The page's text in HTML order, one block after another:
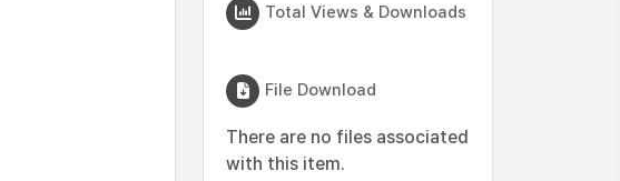
Total Views & Downloads
File Download
There are no files associated
with this item.